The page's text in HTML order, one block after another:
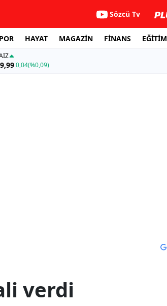
Sözcü Tv
HAYAT MAGAZİN FİNANS EĞİTİM
0,04(%0,09)
verdi